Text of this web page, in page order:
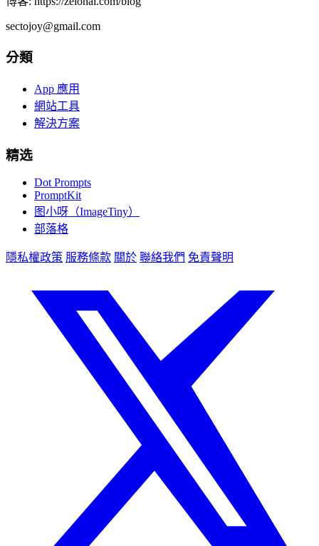
sectojoy@gmail.com
分類
App 應用
網站工具
解決方案
精选
Dot Prompts
PromptKit
图小呀（ImageTiny）
部落格
隱私權政策 服務條款 關於 聯絡我們 免責聲明